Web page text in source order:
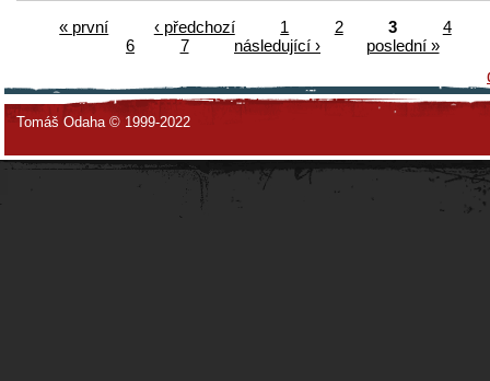
« první ‹ předchozí 1 2 3
4
6
7 následující ›
poslední »
Tomáš Odaha © 1999-2022